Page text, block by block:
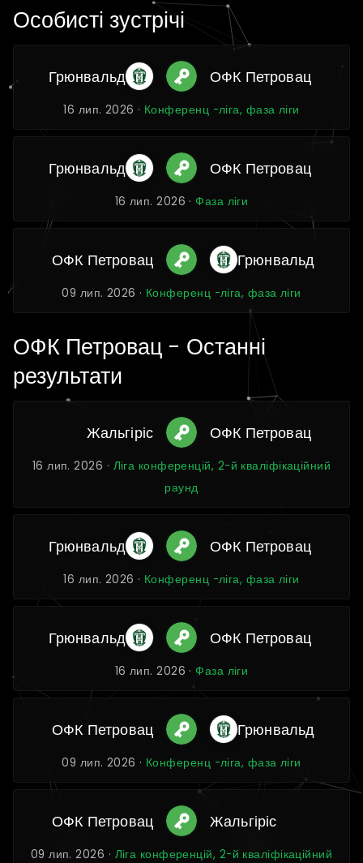
Особисті зустрічі
Грюнвальд ОФК Петровац
16 лип. 2026 · Конференц -ліга, фаза ліги
Грюнвальд ОФК Петровац
16 лип. 2026 ·Фаза ліги
ОФК Петровац Грюнвальд
09 лип. 2026 · Конференц -ліга, фаза ліги
ОФК Петровац - Останні
результати
Жальгіріс ОФК Петровац
16 лип. 2026 · Ліга конференцій, 2-й кваліфікаційний
раунд
Грюнвальд ОФК Петровац
16 лип. 2026 · Конференц -ліга, фаза ліги
Грюнвальд ОФК Петровац
16 лип. 2026 ·Фаза ліги
ОФК Петровац Грюнвальд
09 лип. 2026 · Конференц -ліга, фаза ліги
ОФК Петровац Жальгіріс
09 лип. 2026 · Ліга конференцій, 2-й кваліфікаційний